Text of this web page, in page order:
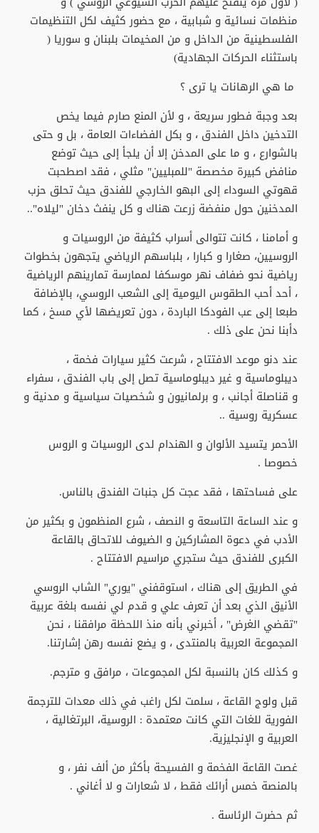
منظمات نسائية و شبابية ، مع حضور كثيف لكل التنظيمات
الفلسطينية من الداخل و من المخيمات بلبنان و سوريا (
باستثناء الحركات الجهادية)
ما هي الرهانات يا ترى ؟
بعد وجبة فطور سريعة ، و لأن المنع صارم فيما يخص
التدخين داخل الفندق ، و بكل الفضاءات العامة ، بل و حتى
بالشوارع ، و ما على المدخن إلا أن يلجأ إلى حيث توضع
منافض كبيرة مخصصة "للمبليين" مثلي ، فقد اصطحبت
قهوتي السوداء إلى البهو الخارجي للفندق حيث تحلق حزب
المدخنين حول منفضة زرعت هناك و كل ينفث دخان "ليلاه"..
و أمامنا ، كانت تتوالى أسراب كثيفة من الروسيات و
الروسيين، صغارا و كبارا ، بلباسهم الرياضي يتجهون بخطوات
رياضية نحو ضفاف نهر موسكفا لممارسة تمارينهم الرياضية
، أحد أحب الطقوس اليومية إلى الشعب الروسي، بالإضافة
طبعا إلى عب الفودكا الباردة ، دون تعريضها لأي مسخ ، كما
دأبنا نحن على ذلك .
عند دنو موعد الافتتاح ، شرعت كثير سيارات فخمة ،
ديبلوماسية و غير ديبلوماسية تصل إلى باب الفندق ، سفراء
و قناصلة أجانب ، و برلمانيون و شخصيات سياسية و مدنية و
عسكرية روسية ..
الأحمر يتسيد الألوان و الهندام لدى الروسيات و الروس
خصوصا .
على فساحتها ، فقد عجت كل جنبات الفندق بالناس.
و عند الساعة التاسعة و النصف ، شرع المنظمون و بكثير من
الأدب في دعوة المشاركين و الضيوف للاتحاق بالقاعة
الكبرى للفندق حيث ستجري مراسيم الافتتاح .
في الطريق إلى هناك ، استوقفني "يوري" الشاب الروسي
الأنيق الذي بعد أن تعرف علي و قدم لي نفسه بلغة عربية
"تقضي الغرض" ، أخبرني بأنه منذ اللحظة مرافقنا ، نحن
المجموعة العربية بالمنتدى ، و يضع نفسه رهن إشارتنا.
و كذلك كان بالنسبة لكل المجموعات ، مرافق و مترجم.
قبل ولوج القاعة ، سلمت لكل راغب في ذلك معدات للترجمة
الفورية للغات التي كانت معتمدة : الروسية، البرتغالية ،
العربية و الإنجليزية.
غصت القاعة الفخمة و الفسيحة بأكثر من ألف نفر ، و
بالمنصة خمس أرائك فقط ، لا شعارات و لا أغاني .
ثم حضرت الرئاسة .